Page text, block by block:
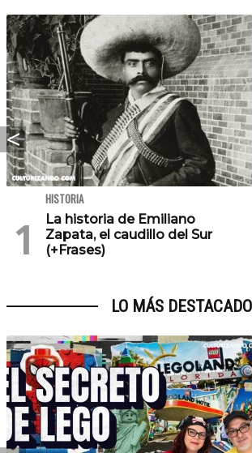
HISTORIA
La historia de Emiliano
Zapata, el caudillo del Sur
(+Frases)
LO MÁS DESTACADO